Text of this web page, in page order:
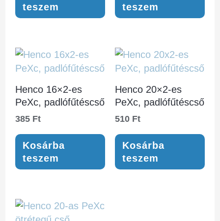
teszem
teszem
Henco 16×2-es
PeXc, padlófűtéscső
385 Ft
Kosárba
teszem
Henco 20×2-es
PeXc, padlófűtéscső
510 Ft
Kosárba
teszem